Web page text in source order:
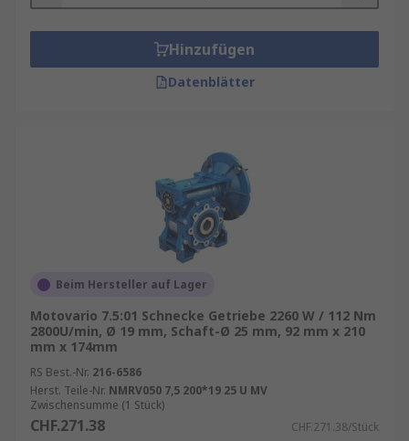
Hinzufügen
Datenblätter
Beim Hersteller auf Lager
Motovario 7.5:01 Schnecke Getriebe 2260 W / 112 Nm
2800U/min, Ø 19 mm, Schaft-Ø 25 mm, 92 mm x 210
mm x 174mm
RS Best.-Nr. 216-6586
Herst. Teile-Nr. NMRV050 7,5 200*19 25 U MV
Zwischensumme (1 Stück)
CHF.271.38 CHF.271.38/Stück